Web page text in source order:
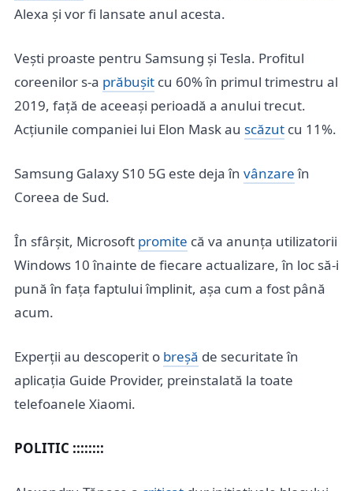
Alexa și vor fi lansate anul acesta.
Vești proaste pentru Samsung și Tesla. Profitul
coreenilor s-a prăbușit cu 60% în primul trimestru al
2019, față de aceeași perioadă a anului trecut.
Acțiunile companiei lui Elon Mask au scăzut cu 11%.
Samsung Galaxy S10 5G este deja în vânzareîn
Coreea de Sud.
În sfârșit, Microsoft promite că va anunța utilizatorii
Windows 10 înainte de fiecare actualizare, în loc să-i
pună în fața faptului împlinit, așa cum a fost până
acum.
Experții au descoperit o breșă de securitate în
aplicația Guide Provider, preinstalată la toate
telefoanele Xiaomi.
POLITIC ::::::::